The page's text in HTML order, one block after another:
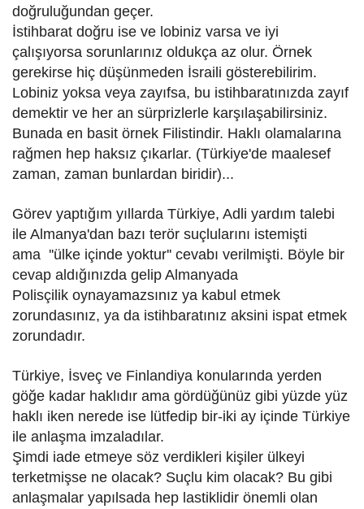
doğruluğundan geçer.
İstihbarat doğru ise ve lobiniz varsa ve iyi
çalışıyorsa sorunlarınız oldukça az olur. Örnek
gerekirse hiç düşünmeden İsraili gösterebilirim.
Lobiniz yoksa veya zayıfsa, bu istihbaratınızda zayıf
demektir ve her an sürprizlerle karşılaşabilirsiniz.
Bunada en basit örnek Filistindir. Haklı olamalarına
rağmen hep haksız çıkarlar. (Türkiye'de maalesef
zaman, zaman bunlardan biridir)...
Görev yaptığım yıllarda Türkiye, Adli yardım talebi
ile Almanya'dan bazı terör suçlularını istemişti
ama ''ülke içinde yoktur'' cevabı verilmişti. Böyle bir
cevap aldığınızda gelip Almanyada
Polisçilik oynayamazsınız ya kabul etmek
zorundasınız, ya da istihbaratınız aksini ispat etmek
zorundadır.
Türkiye, İsveç ve Finlandiya konularında yerden
göğe kadar haklıdır ama gördüğünüz gibi yüzde yüz
haklı iken nerede ise lütfedip bir-iki ay içinde Türkiye
ile anlaşma imzaladılar.
Şimdi iade etmeye söz verdikleri kişiler ülkeyi
terketmişse ne olacak? Suçlu kim olacak? Bu gibi
anlaşmalar yapılsada hep lastiklidir önemli olan